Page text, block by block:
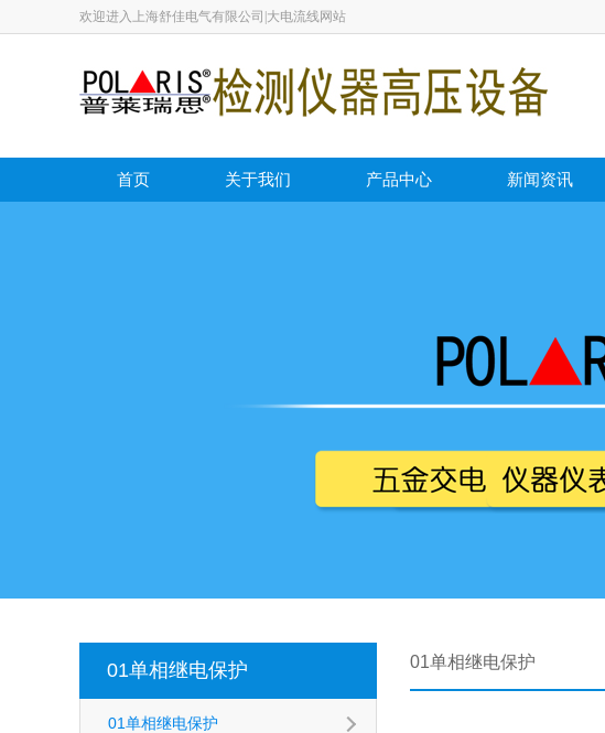
欢迎进入上海舒佳电气有限公司|大电流线网站
首页 关于我们 产品中心 新闻资讯
01单相继电保护
01单相继电保护
01单相继电保护